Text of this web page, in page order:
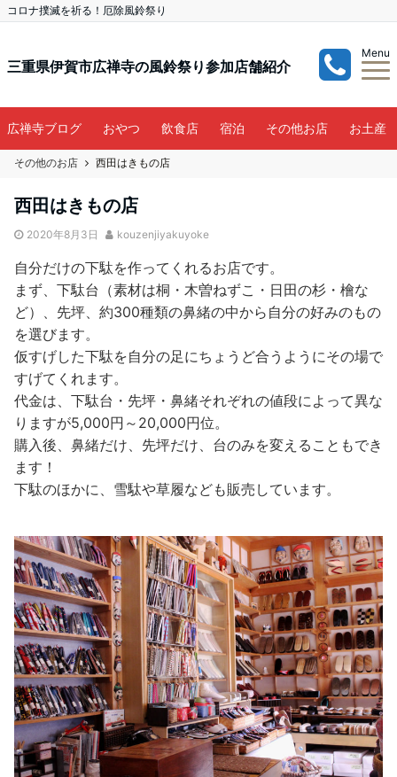
コロナ撲滅を祈る！厄除風鈴祭り
三重県伊賀市広禅寺の風鈴祭り参加店舗紹介
Menu
広禅寺ブログ おやつ 飲食店 宿泊 その他お店 お土産
その他のお店 西田はきもの店
西田はきもの店
2020年8月3日 kouzenjiyakuyoke
自分だけの下駄を作ってくれるお店です。
まず、下駄台（素材は桐・木曽ねずこ・日田の杉・檜な
ど）、先坪、約300種類の鼻緒の中から自分の好みのもの
を選びます。
仮すげした下駄を自分の足にちょうど合うようにその場で
すげてくれます。
代金は、下駄台・先坪・鼻緒それぞれの値段によって異な
りますが5,000円～20,000円位。
購入後、鼻緒だけ、先坪だけ、台のみを変えることもでき
ます！
下駄のほかに、雪駄や草履なども販売しています。